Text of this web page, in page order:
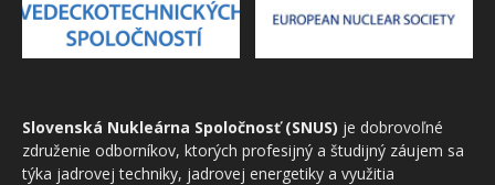
Slovenská Nukleárna Spoločnosť (SNUS) je dobrovoľné
združenie odborníkov, ktorých profesijný a študijný záujem sa
týka jadrovej techniky, jadrovej energetiky a využitia